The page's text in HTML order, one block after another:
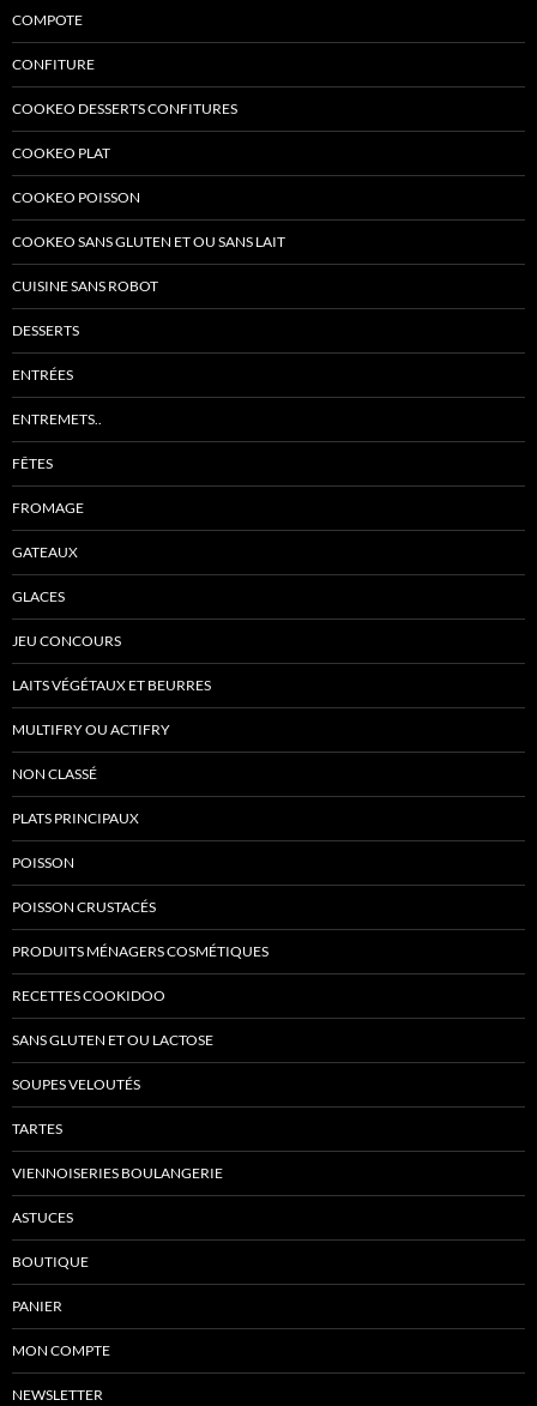
COMPOTE
CONFITURE
COOKEO DESSERTS CONFITURES
COOKEO PLAT
COOKEO POISSON
COOKEO SANS GLUTEN ET OU SANS LAIT
CUISINE SANS ROBOT
DESSERTS
ENTRÉES
ENTREMETS..
FÊTES
FROMAGE
GATEAUX
GLACES
JEU CONCOURS
LAITS VÉGÉTAUX ET BEURRES
MULTIFRY OU ACTIFRY
NON CLASSÉ
PLATS PRINCIPAUX
POISSON
POISSON CRUSTACÉS
PRODUITS MÉNAGERS COSMÉTIQUES
RECETTES COOKIDOO
SANS GLUTEN ET OU LACTOSE
SOUPES VELOUTÉS
TARTES
VIENNOISERIES BOULANGERIE
ASTUCES
BOUTIQUE
PANIER
MON COMPTE
NEWSLETTER